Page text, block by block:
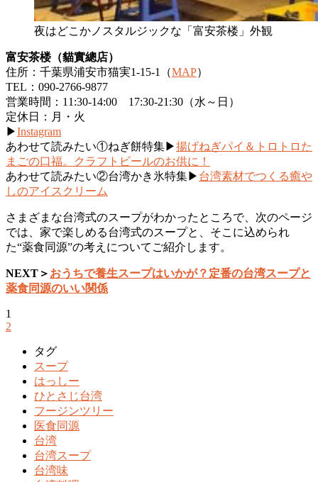
夜はどこかノスタルジックな「富安茶楼」外観
富安茶楼（貓實總店）
住所：千葉県浦安市猫実1-15-1（MAP）
TEL：090-2766-9877
営業時間：11:30-14:00 17:30-21:30（水～日）
定休日：月・火
▶Instagram
あわせて読みたい①ねぎ餅特集▶揚げねぎパイ＆トロトロた
まごの口福。クラフトビールのお供に！
あわせて読みたい②台湾かき氷特集▶ 台湾素材でつくる癒や
しのアイスクリーム
さまざまな台湾式のスープがわかったところで、次のページ
では、家で楽しめる台湾式のスープと、そこに込められ
た“薬食同源”の考えについてご紹介します。
NEXT＞ おうちで養生スープはいかが？定番の台湾スープと
薬食同源のいい関係
1
2
タグ
スープ
はっしー
ひとさじ台湾
フージンツリー
医食同源
台湾
台湾スープ
台湾味